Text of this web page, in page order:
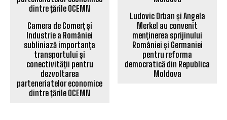
Camera de Comerț și
Industrie a României
subliniază importanța
transportului și
conectivității pentru
dezvoltarea
parteneriatelor economice
dintre țările OCEMN
Ludovic Orban și Angela
Merkel au convenit
menținerea sprijinului
României și Germaniei
pentru reforma
democratică din Republica
Moldova